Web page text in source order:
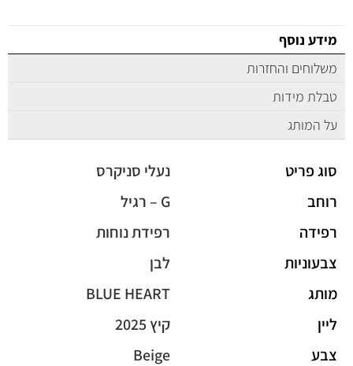
מידע נוסף
משלוחים והחזרות
טבלת מידות
על המותג
סוג פריט
נעלי סניקרס
רוחב
G – רגיל
רפידה
רפידת נוחות
צבעוניות
לבן
מותג
BLUE HEART
ליין
קיץ 2025
צבע
Beige